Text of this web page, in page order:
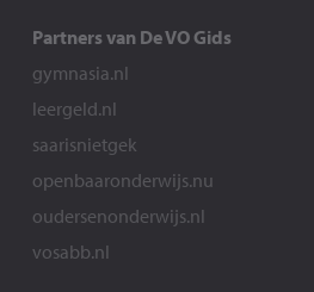
Partners van De VO Gids
gymnasia.nl
leergeld.nl
saarisnietgek
openbaaronderwijs.nu
oudersenonderwijs.nl
vosabb.nl